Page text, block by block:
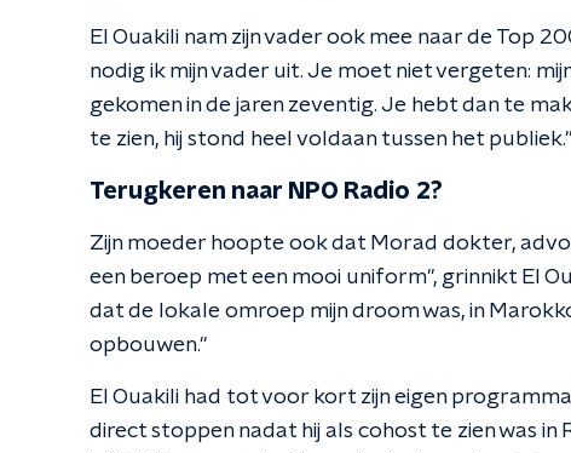
El Ouakili nam zijn vader ook mee naar de Top
nodig ik mijn vader uit. Je moet niet vergeten:
gekomen in de jaren zeventig. Je hebt dan te
te zien, hij stond heel voldaan tussen het publiek."
Terugkeren naar NPO Radio 2?
Zijn moeder hoopte ook dat Morad dokter,
een beroep met een mooi uniform", grinnikt El
dat de lokale omroep mijn droom was, in
opbouwen."
El Ouakili had tot voor kort zijn eigen
direct stoppen nadat hij als cohost te zien was